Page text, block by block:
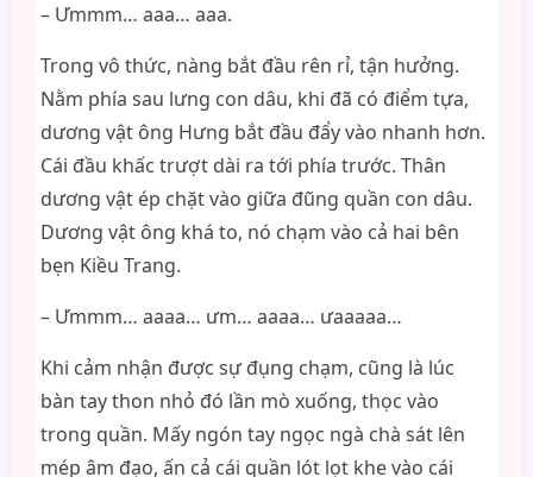
– Ưmmm… aaa… aaa.
Trong vô thức, nàng bắt đầu rên rỉ, tận hưởng.
Nằm phía sau lưng con dâu, khi đã có điểm tựa,
dương vật ông Hưng bắt đầu đẩy vào nhanh hơn.
Cái đầu khấc trượt dài ra tới phía trước. Thân
dương vật ép chặt vào giữa đũng quần con dâu.
Dương vật ông khá to, nó chạm vào cả hai bên
bẹn Kiều Trang.
– Ưmmm… aaaa… ưm… aaaa… ưaaaaa…
Khi cảm nhận được sự đụng chạm, cũng là lúc
bàn tay thon nhỏ đó lần mò xuống, thọc vào
trong quần. Mấy ngón tay ngọc ngà chà sát lên
mép âm đạo, ấn cả cái quần lót lọt khe vào cái